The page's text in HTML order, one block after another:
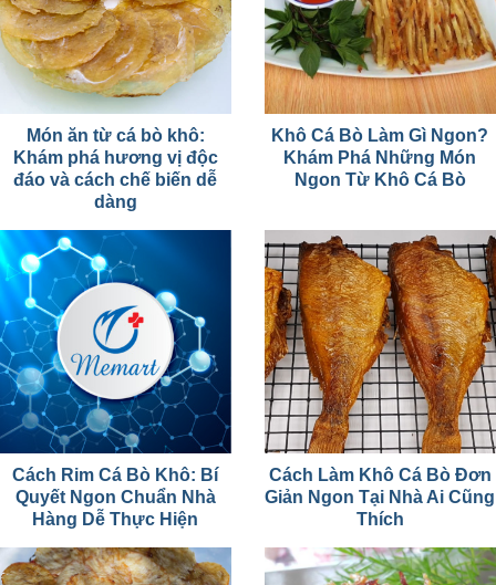
Món ăn từ cá bò khô:
Khám phá hương vị độc
đáo và cách chế biến dễ
dàng
Khô Cá Bò Làm Gì Ngon?
Khám Phá Những Món
Ngon Từ Khô Cá Bò
Cách Rim Cá Bò Khô: Bí
Quyết Ngon Chuẩn Nhà
Hàng Dễ Thực Hiện
Cách Làm Khô Cá Bò Đơn
Giản Ngon Tại Nhà Ai Cũng
Thích